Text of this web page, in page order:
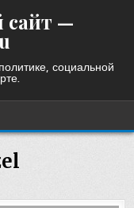
сайт —
социальной